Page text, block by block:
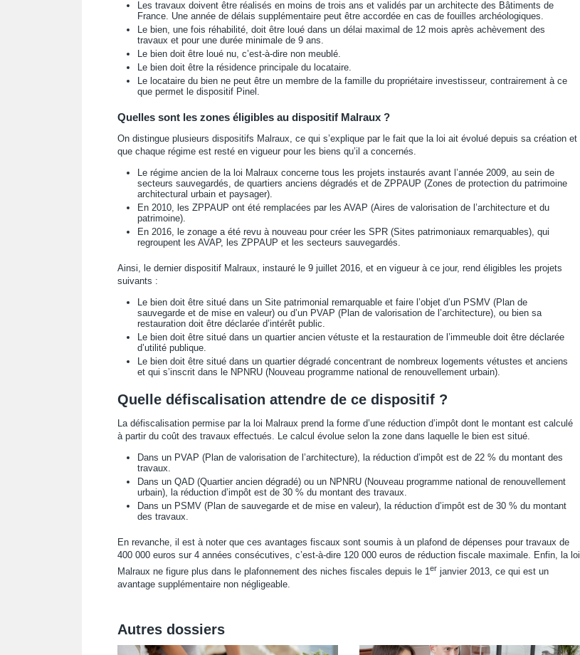
Les travaux doivent être réalisés en moins de trois ans et validés par un architecte des Bâtiments de
France. Une année de délais supplémentaire peut être accordée en cas de fouilles archéologiques.
Le bien, une fois réhabilité, doit être loué dans un délai maximal de 12 mois après achèvement des
travaux et pour une durée minimale de 9 ans.
Le bien doit être loué nu, c’est-à-dire non meublé.
Le bien doit être la résidence principale du locataire.
Le locataire du bien ne peut être un membre de la famille du propriétaire investisseur, contrairement à ce
que permet le dispositif Pinel.
Quelles sont les zones éligibles au dispositif Malraux ?
On distingue plusieurs dispositifs Malraux, ce qui s’explique par le fait que la loi ait évolué depuis sa création et
que chaque régime est resté en vigueur pour les biens qu’il a concernés.
Le régime ancien de la loi Malraux concerne tous les projets instaurés avant l’année 2009, au sein de
secteurs sauvegardés, de quartiers anciens dégradés et de ZPPAUP (Zones de protection du patrimoine
architectural urbain et paysager).
En 2010, les ZPPAUP ont été remplacées par les AVAP (Aires de valorisation de l’architecture et du
patrimoine).
En 2016, le zonage a été revu à nouveau pour créer les SPR (Sites patrimoniaux remarquables), qui
regroupent les AVAP, les ZPPAUP et les secteurs sauvegardés.
Ainsi, le dernier dispositif Malraux, instauré le 9 juillet 2016, et en vigueur à ce jour, rend éligibles les projets
suivants :
Le bien doit être situé dans un Site patrimonial remarquable et faire l’objet d’un PSMV (Plan de
sauvegarde et de mise en valeur) ou d’un PVAP (Plan de valorisation de l’architecture), ou bien sa
restauration doit être déclarée d’intérêt public.
Le bien doit être situé dans un quartier ancien vétuste et la restauration de l’immeuble doit être déclarée
d’utilité publique.
Le bien doit être situé dans un quartier dégradé concentrant de nombreux logements vétustes et anciens
et qui s’inscrit dans le NPNRU (Nouveau programme national de renouvellement urbain).
Quelle défiscalisation attendre de ce dispositif ?
La défiscalisation permise par la loi Malraux prend la forme d’une réduction d’impôt dont le montant est calculé
à partir du coût des travaux effectués. Le calcul évolue selon la zone dans laquelle le bien est situé.
Dans un PVAP (Plan de valorisation de l’architecture), la réduction d’impôt est de 22 % du montant des
travaux.
Dans un QAD (Quartier ancien dégradé) ou un NPNRU (Nouveau programme national de renouvellement
urbain), la réduction d’impôt est de 30 % du montant des travaux.
Dans un PSMV (Plan de sauvegarde et de mise en valeur), la réduction d’impôt est de 30 % du montant
des travaux.
En revanche, il est à noter que ces avantages fiscaux sont soumis à un plafond de dépenses pour travaux de
400 000 euros sur 4 années consécutives, c’est-à-dire 120 000 euros de réduction fiscale maximale. Enfin, la loi
Malraux ne figure plus dans le plafonnement des niches fiscales depuis le 1er janvier 2013, ce qui est un
avantage supplémentaire non négligeable.
Autres dossiers